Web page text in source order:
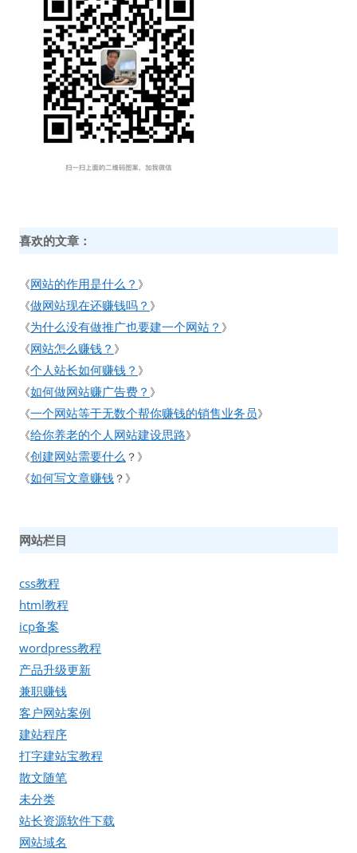
喜欢的文章：
《网站的作用是什么？ 》
《做网站现在还赚钱吗？ 》
《为什么没有做推广也要建一个网站？ 》
《网站怎么赚钱？ 》
《个人站长如何赚钱？ 》
《如何做网站赚广告费？ 》
《一个网站等于无数个帮你赚钱的销售业务员》
《给你养老的个人网站建设思路》
《创建网站需要什么 ？》
《如何写文章赚钱 ？》
网站栏目
css教程
html教程
icp备案
wordpress教程
产品升级更新
兼职赚钱
客户网站案例
建站程序
打字建站宝教程
散文随笔
未分类
站长资源软件下载
网站域名